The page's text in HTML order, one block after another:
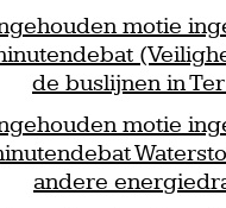
motie
de buslijnen in
motie
andere